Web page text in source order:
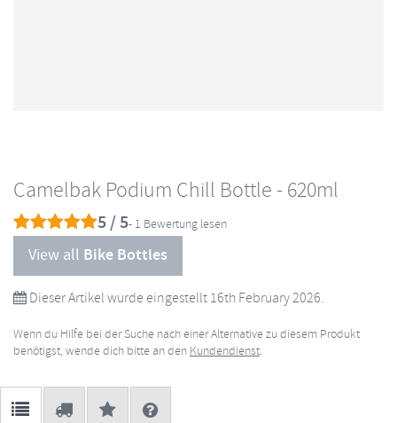
Camelbak Podium Chill Bottle - 620ml
5 / 5- 1 Bewertung lesen
View all Bike Bottles
Dieser Artikel wurde eingestellt 16th February 2026.
Wenn du Hilfe bei der Suche nach einer Alternative zu diesem Produkt
benötigst, wende dich bitte an denKundendienst.